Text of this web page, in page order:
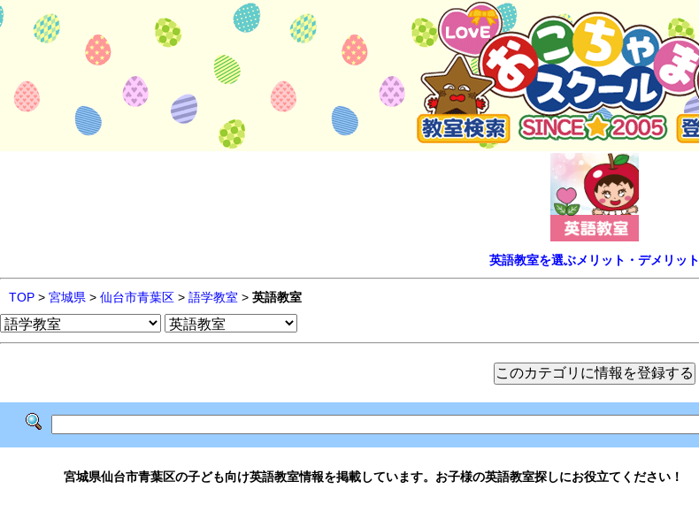
英語教室を選ぶメリット・デメリット
TOP > 宮城県 > 仙台市青葉区 > 語学教室 > 英語教室
宮城県仙台市青葉区の子ども向け英語教室情報を掲載しています。お子様の英語教室探しにお役立てください！